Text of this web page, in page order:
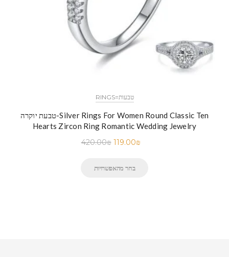
RINGS=טבעות
טבעת יוקרה-Silver Rings For Women Round Classic Ten
Hearts Zircon Ring Romantic Wedding Jewelry
420.00₪ 119.00₪
בחר מהאפשרויות